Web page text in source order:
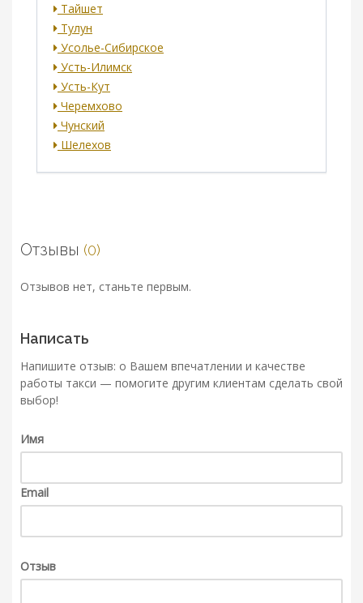
Тайшет
Тулун
Усолье-Сибирское
Усть-Илимск
Усть-Кут
Черемхово
Чунский
Шелехов
Отзывы (0)
Отзывов нет, станьте первым.
Написать
Напишите отзыв: о Вашем впечатлении и качестве
работы такси — помогите другим клиентам сделать свой
выбор!
Имя
Email
Отзыв